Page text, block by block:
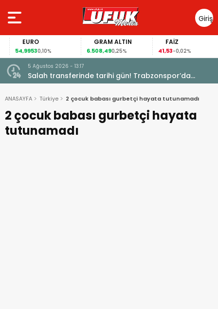
Giriş
Yap
EURO
54,99530,10%
GRAM ALTIN
6.508,490,25%
FAİZ
41,53-0,02%
5 Ağustos 2026 - 13:17
Salah transferinde tarihi gün! Trabzonspor’da
büyük heyecan
ANASAYFA Türkiye 2 çocuk babası gurbetçi hayata tutunamadı
2 çocuk babası gurbetçi hayata
tutunamadı